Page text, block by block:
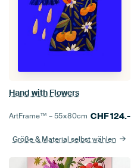
Hand with Flowers
ArtFrame™ –55×80cm CHF124.-
Größe & Material selbst wählen